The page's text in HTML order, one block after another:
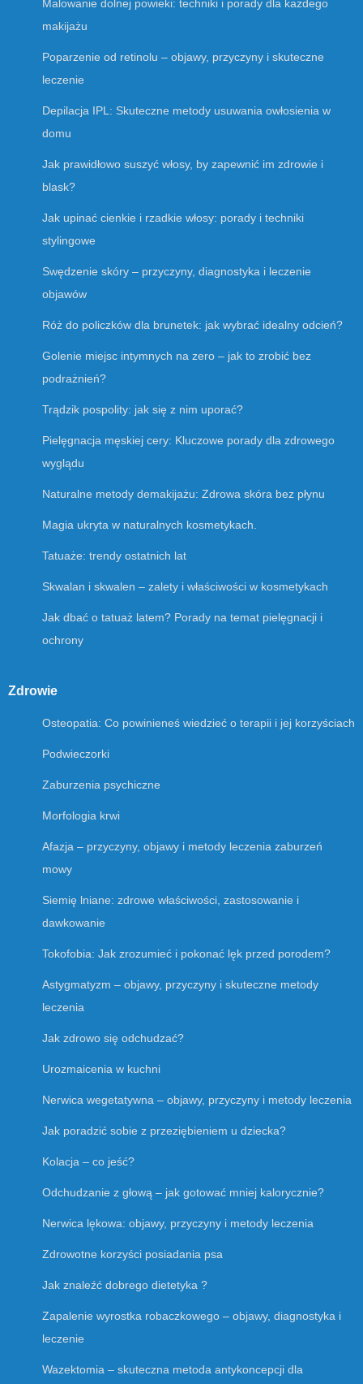
Malowanie dolnej powieki: techniki i porady dla każdego
makijażu
Poparzenie od retinolu – objawy, przyczyny i skuteczne
leczenie
Depilacja IPL: Skuteczne metody usuwania owłosienia w
domu
Jak prawidłowo suszyć włosy, by zapewnić im zdrowie i
blask?
Jak upinać cienkie i rzadkie włosy: porady i techniki
stylingowe
Swędzenie skóry – przyczyny, diagnostyka i leczenie
objawów
Róż do policzków dla brunetek: jak wybrać idealny odcień?
Golenie miejsc intymnych na zero – jak to zrobić bez
podrażnień?
Trądzik pospolity: jak się z nim uporać?
Pielęgnacja męskiej cery: Kluczowe porady dla zdrowego
wyglądu
Naturalne metody demakijażu: Zdrowa skóra bez płynu
Magia ukryta w naturalnych kosmetykach.
Tatuaże: trendy ostatnich lat
Skwalan i skwalen – zalety i właściwości w kosmetykach
Jak dbać o tatuaż latem? Porady na temat pielęgnacji i
ochrony
Zdrowie
Osteopatia: Co powinieneś wiedzieć o terapii i jej korzyściach
Podwieczorki
Zaburzenia psychiczne
Morfologia krwi
Afazja – przyczyny, objawy i metody leczenia zaburzeń
mowy
Siemię lniane: zdrowe właściwości, zastosowanie i
dawkowanie
Tokofobia: Jak zrozumieć i pokonać lęk przed porodem?
Astygmatyzm – objawy, przyczyny i skuteczne metody
leczenia
Jak zdrowo się odchudzać?
Urozmaicenia w kuchni
Nerwica wegetatywna – objawy, przyczyny i metody leczenia
Jak poradzić sobie z przeziębieniem u dziecka?
Kolacja – co jeść?
Odchudzanie z głową – jak gotować mniej kalorycznie?
Nerwica lękowa: objawy, przyczyny i metody leczenia
Zdrowotne korzyści posiadania psa
Jak znaleźć dobrego dietetyka ?
Zapalenie wyrostka robaczkowego – objawy, diagnostyka i
leczenie
Wazektomia – skuteczna metoda antykoncepcji dla